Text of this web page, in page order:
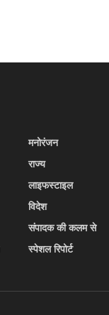
मनोरंजन
राज्य
लाइफस्टाइल
विदेश
संपादक की कलम से
स्पेशल रिपोर्ट